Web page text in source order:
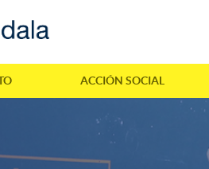
ACCIÓN SOCIAL